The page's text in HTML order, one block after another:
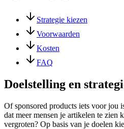
Strategie kiezen
Voorwaarden
Kosten
FAQ
Doelstelling en
Of sponsored products iets voor jou
dat meer mensen je artikelen te zien
vergroten? Op basis van je doelen